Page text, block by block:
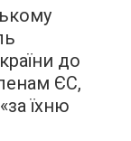
до
ЄС,
їхню